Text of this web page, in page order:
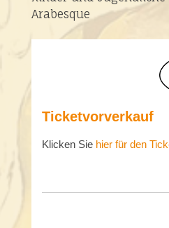
Arabesque